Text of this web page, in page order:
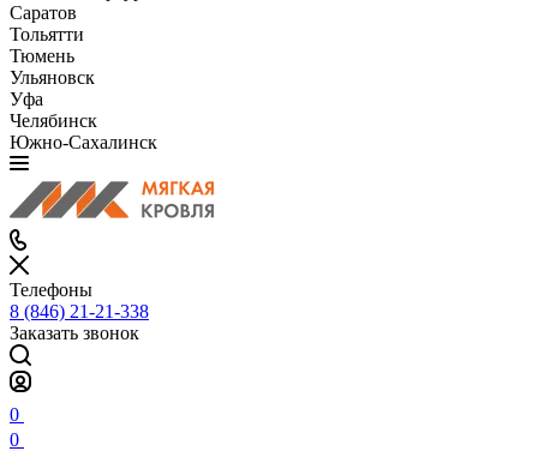
Саратов
Тольятти
Тюмень
Ульяновск
Уфа
Челябинск
Южно-Сахалинск
Телефоны
8 (846) 21-21-338
Заказать звонок
0
0